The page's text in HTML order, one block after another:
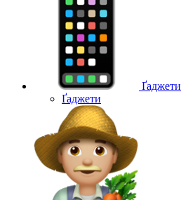
Ґаджети
Ґаджети